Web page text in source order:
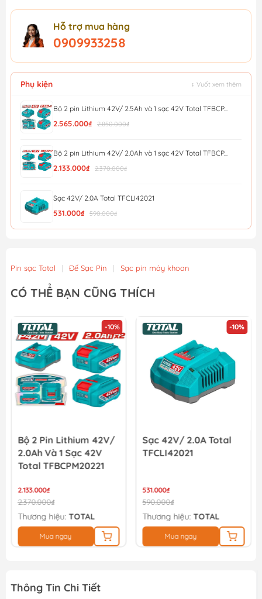
Hỗ trợ mua hàng
0909933258
Phụ kiện ↕ Vuốt xem thêm
Bộ 2 pin Lithium 42V/ 2.5Ah và 1 sạc 42V Total TFBCP...
2.565.000₫ 2.850.000₫
Bộ 2 pin Lithium 42V/ 2.0Ah và 1 sạc 42V Total TFBCP...
2.133.000₫ 2.370.000₫
Sạc 42V/ 2.0A Total TFCLI42021
531.000₫ 590.000₫
Đế Sạc USB Dùng Pin 20V (không Kèm Pin & Sạc) Total ...
219.600₫
Dây Cáp Sạc USB Type-C Sang Type-C 1M Total TIUCC02
19.800₫ 22.000₫
Pin sạc Total | Đế Sạc Pin | Sạc pin máy khoan
CÓ THỂ BẠN CŨNG THÍCH
-10%
Bộ 2 Pin Lithium 42V/
2.0Ah Và 1 Sạc 42V
Total TFBCPM20221
2.133.000₫
2.370.000₫
Thương hiệu: TOTAL
Mua ngay
-10%
Sạc 42V/ 2.0A Total
TFCLI42021
531.000₫
590.000₫
Thương hiệu:TOTAL
Mua ngay
Thông Tin Chi Tiết